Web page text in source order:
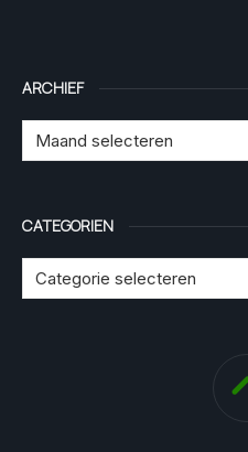
ARCHIEF
CATEGORIEN